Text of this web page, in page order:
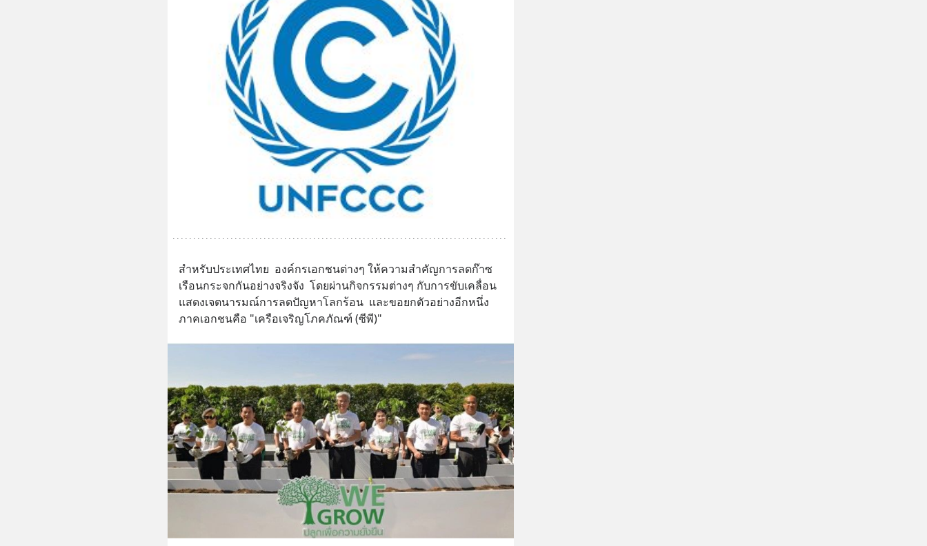
สำหรับประเทศไทย  องค์กรเอกชนต่างๆ ให้ความสำคัญการลดก๊าซ
เรือนกระจกกันอย่างจริงจัง  โดยผ่านกิจกรรมต่างๆ กับการขับเคลื่อน
แสดงเจตนารมณ์การลดปัญหาโลกร้อน  และขอยกตัวอย่างอีกหนึ่ง
ภาคเอกชนคือ "เครือเจริญโภคภัณฑ์ (ซีพี)"